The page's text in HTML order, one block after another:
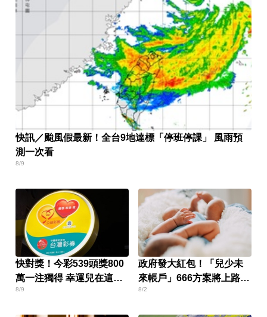
快訊／颱風假最新！全台9地達標「停班停課」 風雨預
測一次看
8/9
快對獎！今彩539頭獎800
萬一注獨得 幸運兒在這縣
市
8/9
政府發大紅包！「兒少未
來帳戶」666方案將上路
提領細節一次看
8/2